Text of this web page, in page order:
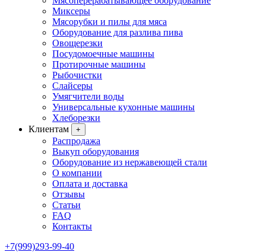
Миксеры
Мясорубки и пилы для мяса
Оборудование для разлива пива
Овощерезки
Посудомоечные машины
Протирочные машины
Рыбочистки
Слайсеры
Умягчители воды
Универсальные кухонные машины
Хлеборезки
Клиентам
+
Распродажа
Выкуп оборудования
Оборудование из нержавеющей стали
О компании
Оплата и доставка
Отзывы
Статьи
FAQ
Контакты
+7(999)293-99-40